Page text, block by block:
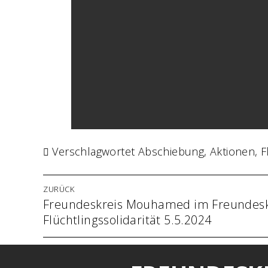
Verschlagwortet Abschiebung,Aktionen,
Beitrags-
Navigation
ZURÜCK
Vorheriger
Beitrag:
Freundeskreis Mouhamed im
Flüchtlingssolidarität 5.5.2024